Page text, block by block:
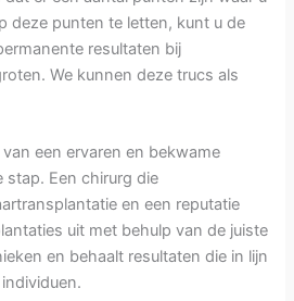
deze punten te letten, kunt u de
resultaten bij
We kunnen deze trucs als
een ervaren en bekwame
stap. Een chirurg die
en een reputatie
uit met behulp van de juiste
en behaalt resultaten die in lijn